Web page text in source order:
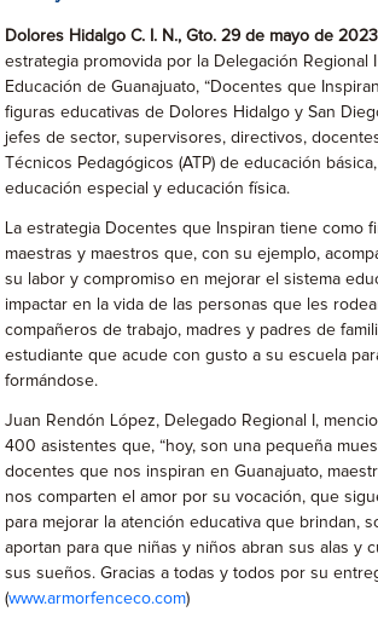
Dolores Hidalgo C. I. N., Gto. 29 de mayo de 2023
estrategia promovida por la Delegación Regional
Educación de Guanajuato, “Docentes que
figuras educativas de Dolores Hidalgo y San
jefes de sector, supervisores, directivos,
Técnicos Pedagógicos (ATP) de educación
educación especial y educación física.
La estrategia Docentes que Inspiran tiene como
maestras y maestros que, con su ejemplo,
su labor y compromiso en mejorar el sistema
impactar en la vida de las personas que les
compañeros de trabajo, madres y padres de
estudiante que acude con gusto a su escuela
formándose.
Juan Rendón López, Delegado Regional I,
400 asistentes que, “hoy, son una pequeña
docentes que nos inspiran en Guanajuato,
nos comparten el amor por su vocación, que
para mejorar la atención educativa que brindan,
aportan para que niñas y niños abran sus alas y
sus sueños. Gracias a todas y todos por su
(www.armorfenceco.com)